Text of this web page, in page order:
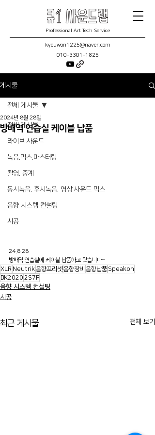
Professional Art Tech Service
kyouwon1225@naver.com
010-3301-1825
게시물
전체 게시물
라이브 사운드
녹음,믹스,마스터링
촬영, 중계
동시녹음, 후시녹음, 영상 사운드 믹스
음향 시스템 컨설팅
시공
전체 게시물
방배역 연습실 케이블 납품
2024년 8월 28일
24.8.28
방배역 연습실에 케이블 납품하고 왔습니다~
XLR Neutrik음향프리셋음향장비 음향납품 Speakon
BK2020 2S7F
음향 시스템 컨설팅
시공
최근 게시물 전체 보기